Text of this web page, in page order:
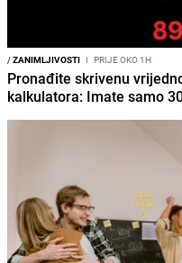
/ZANIMLJIVOSTI I PRIJE OKO 1H
Pronađite skrivenu
kalkulatora: Imate samo